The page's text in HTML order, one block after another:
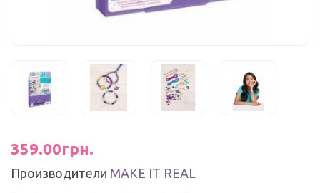
359.00грн.
Производители MAKE IT REAL